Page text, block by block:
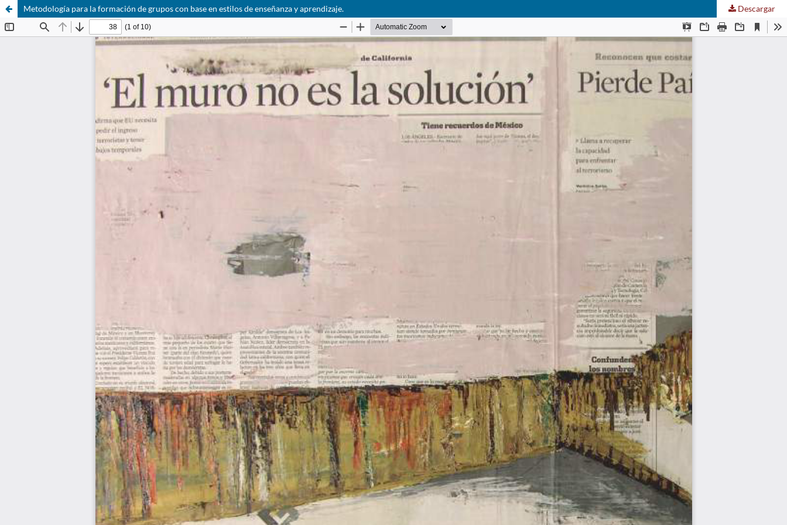
Metodología para la formación de grupos con base en estilos de enseñanza y aprendizaje. Descargar